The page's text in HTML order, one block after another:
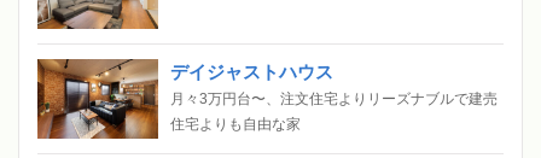
デイジャストハウス
月々3万円台〜、注文住宅よりリーズナブルで建売
住宅よりも自由な家